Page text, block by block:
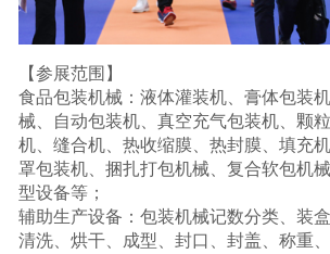
【参展范围】
食品包装机械：液体灌装机、膏体包装
械、自动包装机、真空充气包装机、颗
机、缝合机、热收缩膜、热封膜、填充
罩包装机、捆扎打包机械、复合软包机
型设备等；
辅助生产设备：包装机械记数分类、装盒
清洗、烘干、成型、封口、封盖、称重